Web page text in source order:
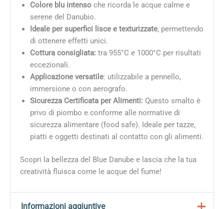
Colore blu intensoche ricorda le acque calme e
serene del Danubio.
Ideale per superfici lisce e texturizzate, permettendo
di ottenere effetti unici.
Cottura consigliata: tra 955°C e 1000°C per risultati
eccezionali.
Applicazione versatile: utilizzabile a pennello,
immersione o con aerografo.
Sicurezza Certificata per Alimenti: Questo smalto è
privo di piombo e conforme alle normative di
sicurezza alimentare (food safe). Ideale per tazze,
piatti e oggetti destinati al contatto con gli alimenti.
Scopri la bellezza del Blue Danube e lascia che la tua
creatività fluisca come le acque del fiume!
Informazioni aggiuntive